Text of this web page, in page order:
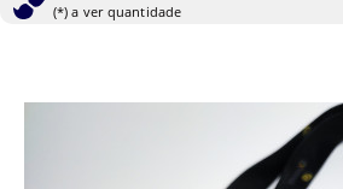
(*) a ver quantidade